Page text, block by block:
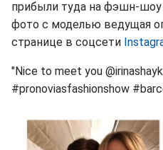
прибыли туда на фэшн-шоу
фото с моделью ведущая
странице в соцсети
"Nice to meet you
#pronoviasfashionshow